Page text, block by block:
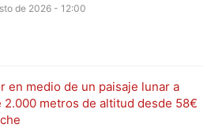
de 2026 - 12:00
en medio de un paisaje lunar a
2.000 metros de altitud desde 58€